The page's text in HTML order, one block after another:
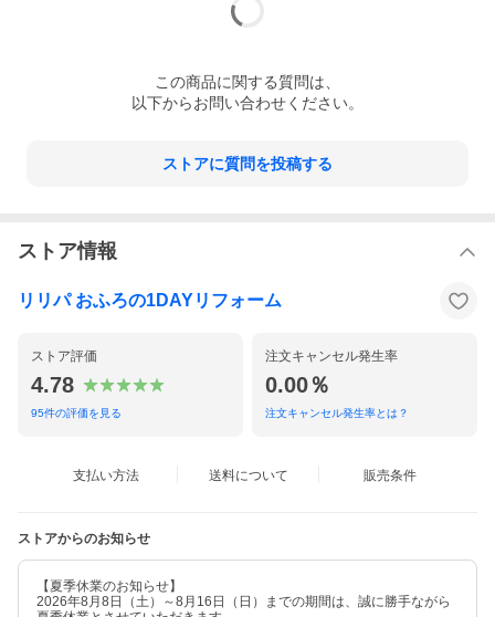
この商品に関する質問は、
以下からお問い合わせください。
ストアに質問を投稿する
ストア情報
リリパ おふろの1DAYリフォーム
ストア評価
4.78
95件の評価を見る
注文キャンセル発生率
0.00％
注文キャンセル発生率とは？
支払い方法 送料について 販売条件
ストアからのお知らせ
【夏季休業のお知らせ】
2026年8月8日（土）～8月16日（日）までの期間は、誠に勝手ながら